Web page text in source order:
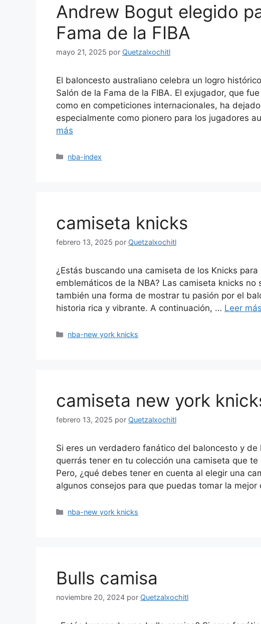
Andrew Bogut elegido
Fama de la FIBA
mayo 21, 2025 por Quetzalxochitl
El baloncesto australiano celebra un logro
Salón de la Fama de la FIBA. El exjugador, que
como en competiciones internacionales, ha
especialmente como pionero para los jugadores
más
Categorías
nba-index
camiseta knicks
febrero 13, 2025 por Quetzalxochitl
¿Estás buscando una camiseta de los Knicks
emblemáticos de la NBA? Las camiseta knicks
también una forma de mostrar tu pasión por el
historia rica y vibrante. A continuación, … Leer más
Categorías
nba-new york knicks
camiseta new york
febrero 13, 2025 por Quetzalxochitl
Si eres un verdadero fanático del baloncesto y de
querrás tener en tu colección una camiseta que
Pero, ¿qué debes tener en cuenta al elegir una
algunos consejos para que puedas tomar la
Categorías
nba-new york knicks
Bulls camisa
noviembre 20, 2024 por Quetzalxochitl